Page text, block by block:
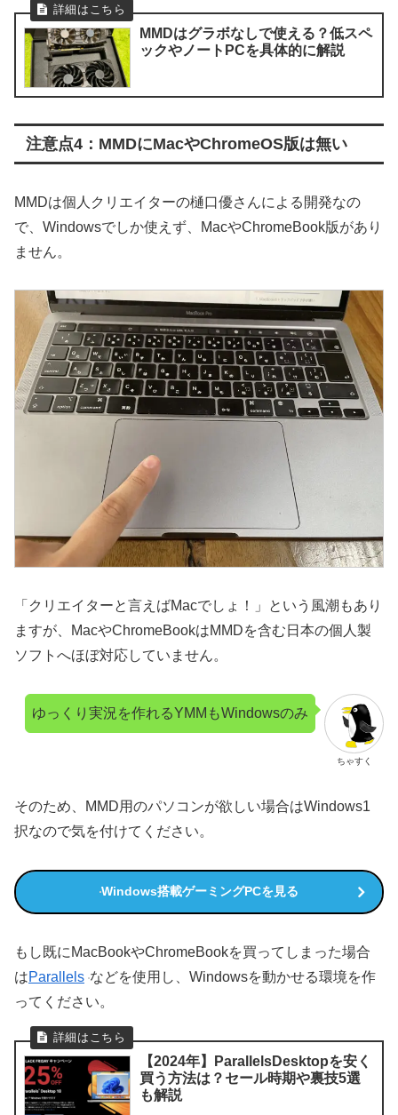
MMDはグラボなしで使える？低スペ
ックやノートPCを具体的に解説
注意点4：MMDにMacやChromeOS版は無い
MMDは個人クリエイターの樋口優さんによる開発なの
で、Windowsでしか使えず、MacやChromeBook版があり
ません。
「クリエイターと言えばMacでしょ！」という風潮もあり
ますが、MacやChromeBookはMMDを含む日本の個人製
ソフトへほぼ対応していません。
ちゃすく
ゆっくり実況を作れるYMMもWindowsのみ
そのため、MMD用のパソコンが欲しい場合はWindows1
択なので気を付けてください。
Windows搭載ゲーミングPCを見る
もし既にMacBookやChromeBookを買ってしまった場合
はParallels などを使用し、Windowsを動かせる環境を作
ってください。
【2024年】ParallelsDesktopを安く
買う方法は？セール時期や裏技5選
も解説